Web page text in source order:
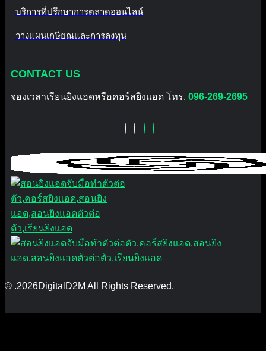
บริการที่ปรึกษาการตลาดออนไลน์
วางแผนเกษียณและการลงทุน
CONTACT US
จองเวลาเรียนยิงแอดหรือคอร์สยิงแอด โทร. 096-269-2695
© .2026DigitalD2M All Rights Reserved.